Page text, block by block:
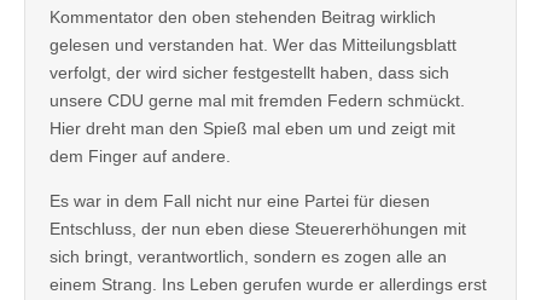
Kommentator den oben stehenden Beitrag wirklich
gelesen und verstanden hat. Wer das Mitteilungsblatt
verfolgt, der wird sicher festgestellt haben, dass sich
unsere CDU gerne mal mit fremden Federn schmückt.
Hier dreht man den Spieß mal eben um und zeigt mit
dem Finger auf andere.
Es war in dem Fall nicht nur eine Partei für diesen
Entschluss, der nun eben diese Steuererhöhungen mit
sich bringt, verantwortlich, sondern es zogen alle an
einem Strang. Ins Leben gerufen wurde er allerdings erst